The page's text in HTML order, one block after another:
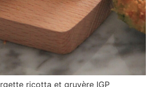
ricotta et gruyère IGP